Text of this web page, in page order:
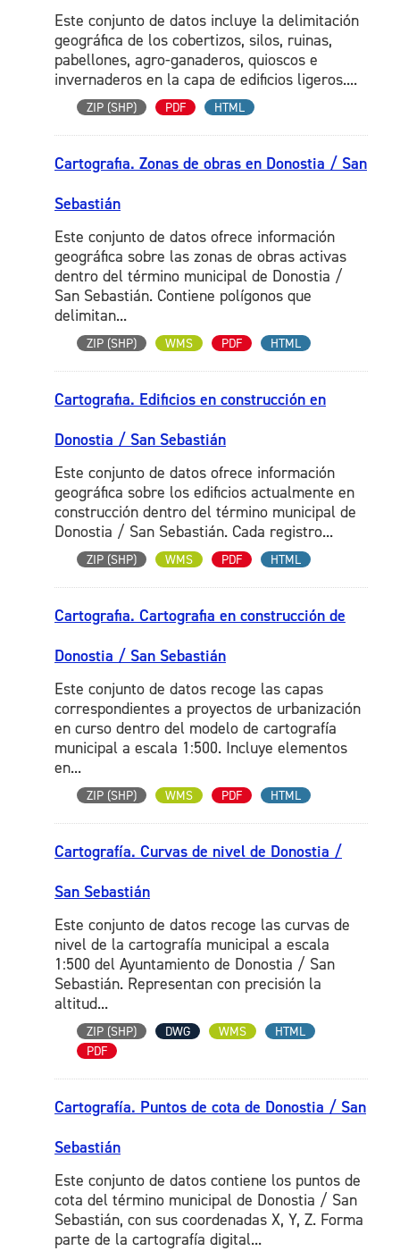
Este conjunto de datos incluye la delimitación
geográfica de los cobertizos, silos, ruinas,
pabellones, agro-ganaderos, quioscos e
invernaderos en la capa de edificios ligeros....
ZIP (SHP) PDF HTML
Cartografia. Zonas de obras en Donostia / San
Sebastián
Este conjunto de datos ofrece información
geográfica sobre las zonas de obras activas
dentro del término municipal de Donostia /
San Sebastián. Contiene polígonos que
delimitan...
ZIP (SHP) WMS PDF HTML
Cartografia. Edificios en construcción en
Donostia / San Sebastián
Este conjunto de datos ofrece información
geográfica sobre los edificios actualmente en
construcción dentro del término municipal de
Donostia / San Sebastián. Cada registro...
ZIP (SHP) WMS PDF HTML
Cartografia. Cartografia en construcción de
Donostia / San Sebastián
Este conjunto de datos recoge las capas
correspondientes a proyectos de urbanización
en curso dentro del modelo de cartografía
municipal a escala 1:500. Incluye elementos
en...
ZIP (SHP) WMS PDF HTML
Cartografía. Curvas de nivel de Donostia /
San Sebastián
Este conjunto de datos recoge las curvas de
nivel de la cartografía municipal a escala
1:500 del Ayuntamiento de Donostia / San
Sebastián. Representan con precisión la
altitud...
ZIP (SHP) DWG WMS
HTML
PDF
Cartografía. Puntos de cota de Donostia / San
Sebastián
Este conjunto de datos contiene los puntos de
cota del término municipal de Donostia / San
Sebastián, con sus coordenadas X, Y, Z. Forma
parte de la cartografía digital...